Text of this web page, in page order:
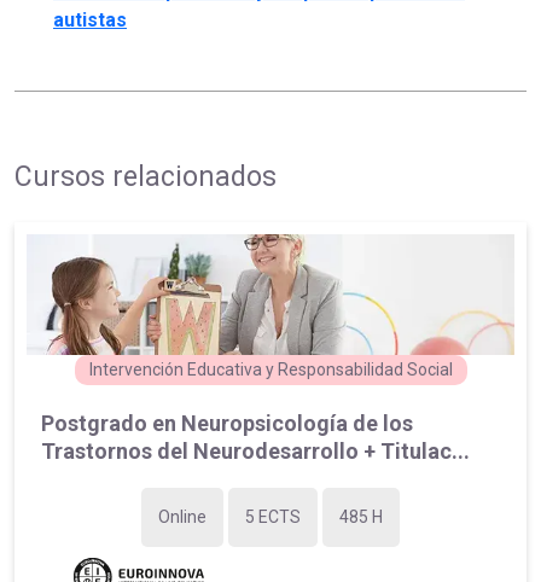
autistas
Cursos relacionados
Intervención Educativa y Responsabilidad Social
Postgrado en Neuropsicología de los
Trastornos del Neurodesarrollo + Titulac...
Online 5 ECTS 485 H